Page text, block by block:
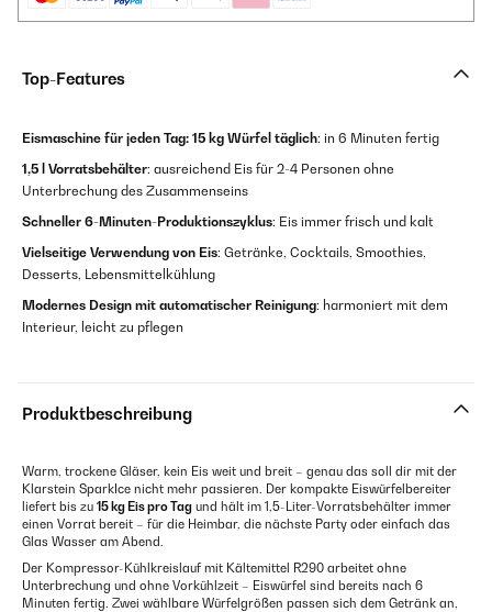
Top-Features
Eismaschine für jeden Tag: 15 kg Würfel täglich: in 6 Minuten fertig
1,5 l Vorratsbehälter: ausreichend Eis für 2-4 Personen ohne
Unterbrechung des Zusammenseins
Schneller 6-Minuten-Produktionszyklus: Eis immer frisch und kalt
Vielseitige Verwendung von Eis: Getränke, Cocktails, Smoothies,
Desserts, Lebensmittelkühlung
Modernes Design mit automatischer Reinigung: harmoniert mit dem
Interieur, leicht zu pflegen
Produktbeschreibung
Warm, trockene Gläser, kein Eis weit und breit – genau das soll dir mit der
Klarstein SparkIce nicht mehr passieren. Der kompakte Eiswürfelbereiter
liefert bis zu 15 kg Eis pro Tag und hält im 1,5-Liter-Vorratsbehälter immer
einen Vorrat bereit – für die Heimbar, die nächste Party oder einfach das
Glas Wasser am Abend.
Der Kompressor-Kühlkreislauf mit Kältemittel R290 arbeitet ohne
Unterbrechung und ohne Vorkühlzeit – Eiswürfel sind bereits nach 6
Minuten fertig. Zwei wählbare Würfelgrößen passen sich dem Getränk an,